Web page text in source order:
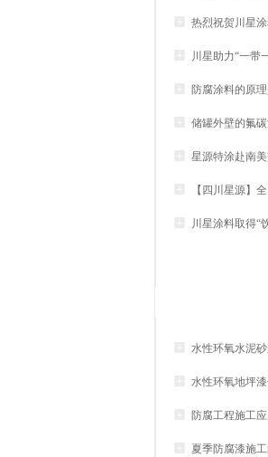
热烈祝贺川星
川星助力“一带
防腐涂料的原
储罐外壁的氟
星源特涂赴南
【四川星源】
川星涂料取得“
水性环氧水泥
水性环氧地坪
防腐工程施工
夏季防腐漆施